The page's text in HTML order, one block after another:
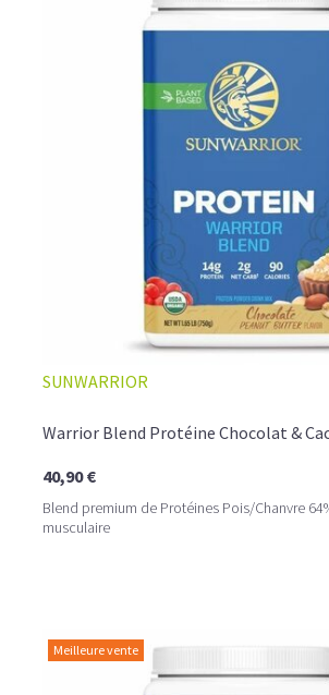
SUNWARRIOR
Warrior Blend Protéine Chocolat &
40,90 €
Blend premium de Protéines Pois/Chanvre
musculaire
Meilleure vente